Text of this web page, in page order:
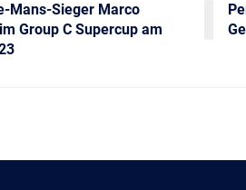
Mans-Sieger Marco
Group C Supercup am